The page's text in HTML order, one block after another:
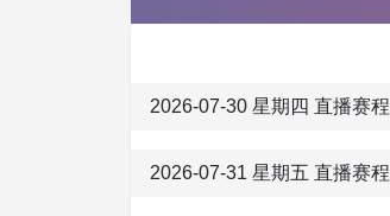
2026-07-30 星期四 直播赛程
2026-07-31 星期五 直播赛程